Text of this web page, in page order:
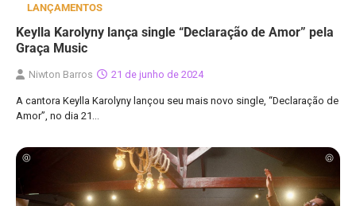
LANÇAMENTOS
Keylla Karolyny lança single “Declaração de Amor” pela
Graça Music
Niwton Barros 21 de junho de 2024
A cantora Keylla Karolyny lançou seu mais novo single, “Declaração de
Amor”, no dia 21…